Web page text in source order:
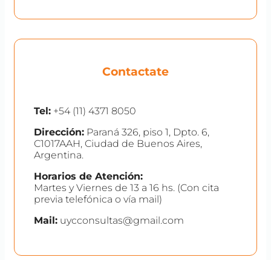
Contactate
Tel: +54 (11) 4371 8050
Dirección: Paraná 326, piso 1, Dpto. 6,
C1017AAH, Ciudad de Buenos Aires,
Argentina.
Horarios de Atención:
Martes y Viernes de 13 a 16 hs. (Con cita
previa telefónica o vía mail)
Mail: uycconsultas@gmail.com